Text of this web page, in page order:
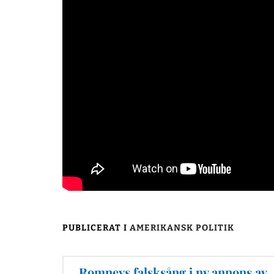
PUBLICERAT I AMERIKANSK POLITIK
Inläggsnavigering